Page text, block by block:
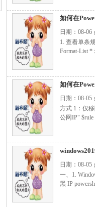
如何在
日期：08-06
1. 查看单条
Format-List *
如何在
日期：08-05
方式 1：仅
公网IP" $rule
日期：08-05
一、1.
黑 IP